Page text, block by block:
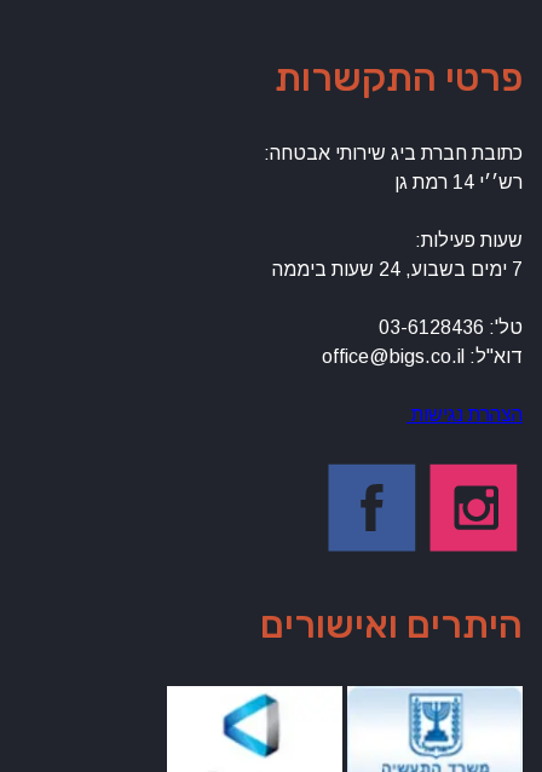
פרטי התקשרות
כתובת חברת ביג שירותי אבטחה:
רש׳׳י 14 רמת גן
שעות פעילות:
7 ימים בשבוע, 24 שעות ביממה
טל': 03-6128436
דוא"ל: office@bigs.co.il
הצהרת נגישות
היתרים ואישורים